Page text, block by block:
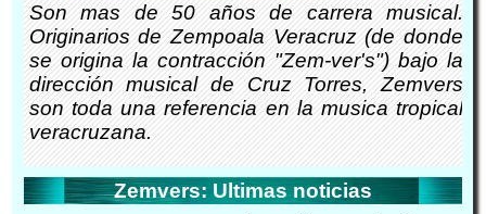
Son mas de 50 años de carrera musical.
Originarios de Zempoala Veracruz (de donde
se origina la contracción "Zem-ver's") bajo la
dirección musical de Cruz Torres, Zemvers
son toda una referencia en la musica tropical
veracruzana.
Zemvers: Ultimas noticias